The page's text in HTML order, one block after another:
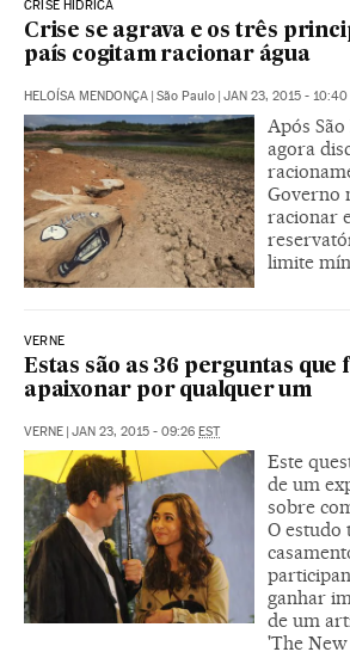
CRISE HÍDRICA
Crise se agrava e os três
país cogitam racionar água
HELOÍSA MENDONÇA | São Paulo | JAN 23, 2015 - 10:40
Após
agora
Governo
racionar
limite
VERNE
Estas são as 36 perguntas que
apaixonar por qualquer um
VERNE | JAN 23, 2015 - 09:26 EST
Este
de um
sobre
O estudo
ganhar
de um
'The